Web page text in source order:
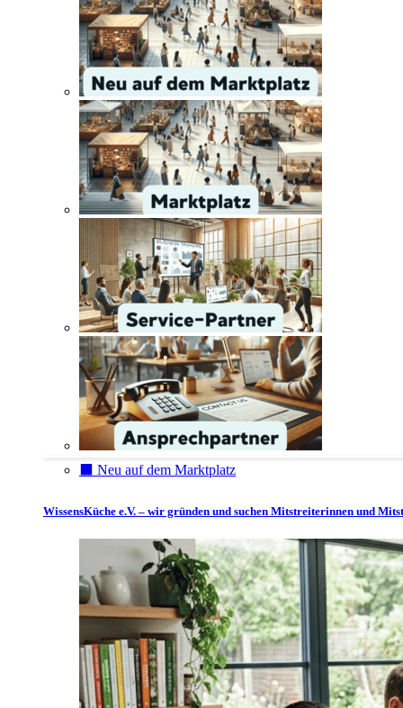
⬛️ Neu auf dem Marktplatz
WissensKüche e.V. – wir gründen und suchen Mitstreiterinnen und